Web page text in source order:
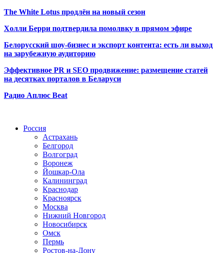
The White Lotus продлён на новый сезон
Холли Берри подтвердила помолвку в прямом эфире
Белорусский шоу-бизнес и экспорт контента: есть ли выход
на зарубежную аудиторию
Эффективное PR и SEO продвижение: размещение статей
на десятках порталов в Беларуси
Радио Аплюс Beat
Россия
Астрахань
Белгород
Волгоград
Воронеж
Йошкар-Ола
Калининград
Краснодар
Красноярск
Москва
Нижний Новгород
Новосибирск
Омск
Пермь
Ростов-на-Дону